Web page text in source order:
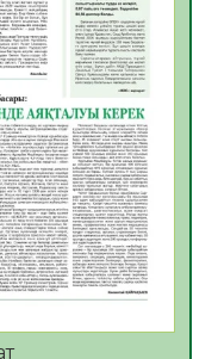
полиция
етті
64
ҰРПАҚ –
КЕҢЕЙТІЛГЕН
65
көшуге ең